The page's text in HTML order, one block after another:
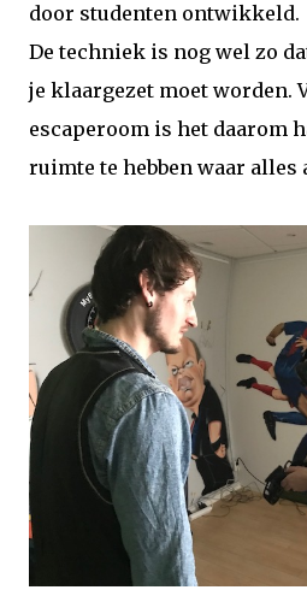
door studenten ontwikkeld.
De techniek is nog wel zo
je klaargezet moet worden.
escaperoom is het daarom
ruimte te hebben waar alles